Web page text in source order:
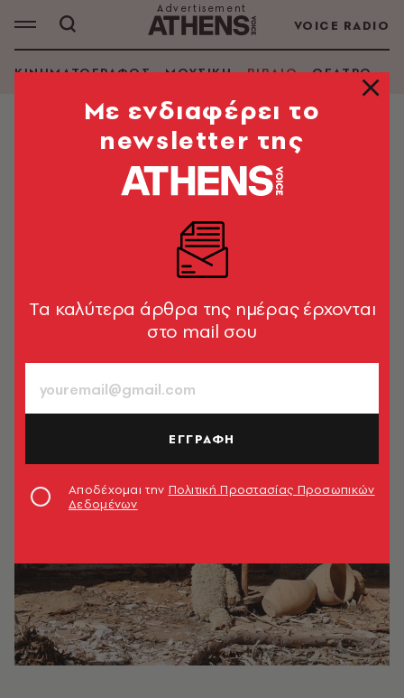
VOICE RADIO
ΚΙΝΗΜΑΤΟΓΡΑΦΟΣ ΜΟΥΣΙΚΗ ΒΙΒΛΙΟ ΘΕΑΤΡΟ -
Το οικοσύστημα της νιότης και η
συμφιλίωση με το παρελθόν
Με αφορμή το βιβλίο «Της Ντροπής: 73 μικρές
βαρωσιώτικες ιστορίες» της Βίβιαν Αβρααμίδου-
Ρωμανός Γεροδήμος
849
17.11.2022, 20:48
Mε ενδιαφέρει το
newsletter της
Tα καλύτερα άρθρα της ημέρας έρχονται
στο mail σου
ΕΓΓΡΑΦΗ
Αποδέχομαι την Πολιτική Προστασίας Προσωπικών
Δεδομένων